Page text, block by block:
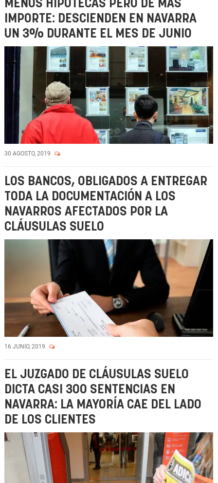
MENOS HIPOTECAS PERO DE MÁS
IMPORTE: DESCIENDEN EN NAVARRA
UN 3% DURANTE EL MES DE JUNIO
30 AGOSTO, 2019
LOS BANCOS, OBLIGADOS A ENTREGAR
TODA LA DOCUMENTACIÓN A LOS
NAVARROS AFECTADOS POR LA
CLÁUSULAS SUELO
16 JUNIO, 2019
EL JUZGADO DE CLÁUSULAS SUELO
DICTA CASI 300 SENTENCIAS EN
NAVARRA: LA MAYORÍA CAE DEL LADO
DE LOS CLIENTES